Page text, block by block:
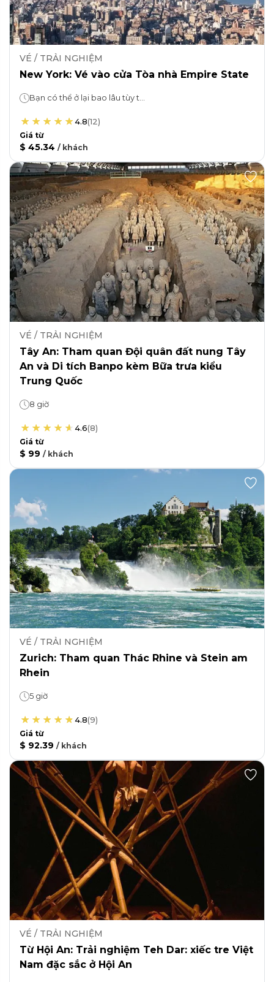
VÉ / TRẢI NGHIỆM
New York: Vé vào cửa Tòa nhà Empire State
4.8(12)
Giá từ
$ 45.34 / khách
VÉ / TRẢI NGHIỆM
Tây An: Tham quan Đội quân đất nung Tây
An và Di tích Banpo kèm Bữa trưa kiểu
Trung Quốc
8 giờ
4.6(8)
Giá từ
$ 99 / khách
VÉ / TRẢI NGHIỆM
Zurich: Tham quan Thác Rhine và Stein am
Rhein
5 giờ
4.8(9)
Giá từ
$ 92.39 / khách
VÉ / TRẢI NGHIỆM
Từ Hội An: Trải nghiệm Teh Dar: xiếc tre Việt
Nam đặc sắc ở Hội An